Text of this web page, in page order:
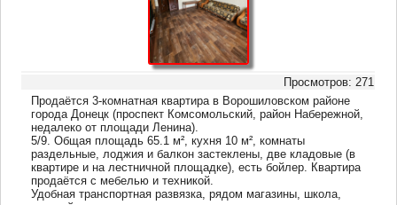
Просмотров: 271
Продаётся 3-комнатная квартира в Ворошиловском районе
города Донецк (проспект Комсомольский, район Набережной,
недалеко от площади Ленина).
5/9. Общая площадь 65.1 м², кухня 10 м², комнаты
раздельные, лоджия и балкон застеклены, две кладовые (в
квартире и на лестничной площадке), есть бойлер. Квартира
продаётся с мебелью и техникой.
Удобная транспортная развязка, рядом магазины, школа,